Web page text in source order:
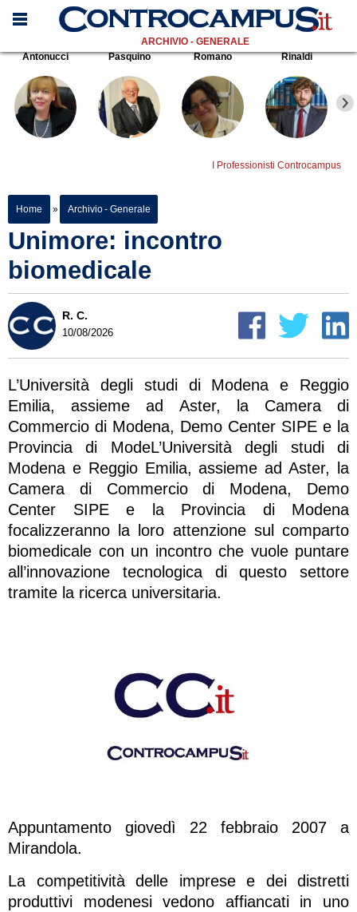
ARCHIVIO - GENERALE
Antonucci
Pasquino Romano Rinaldi
I Professionisti Controcampus
Home » Archivio - Generale
Unimore: incontro
biomedicale
R. C.
10/08/2026
L’Università degli studi di Modena e Reggio
Emilia, assieme ad Aster, la Camera di
Commercio di Modena, Demo Center SIPE e la
Provincia di ModeL’Università degli studi di
Modena e Reggio Emilia, assieme ad Aster, la
Camera di Commercio di Modena, Demo
Center SIPE e la Provincia di Modena
focalizzeranno la loro attenzione sul comparto
biomedicale con un incontro che vuole puntare
all’innovazione tecnologica di questo settore
tramite la ricerca universitaria.
Appuntamento giovedì 22 febbraio 2007 a
Mirandola.
La competitività delle imprese e dei distretti
produttivi modenesi vedono affiancati in uno